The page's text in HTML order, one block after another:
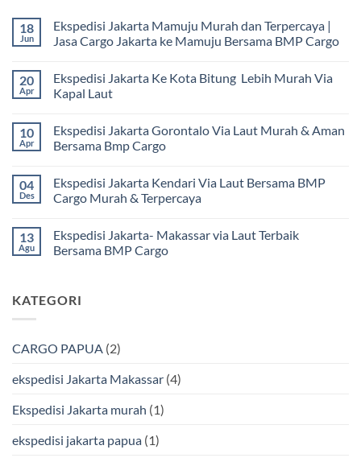
18
Jun
Ekspedisi Jakarta Mamuju Murah dan Terpercaya |
Jasa Cargo Jakarta ke Mamuju Bersama BMP Cargo
komentar
pada
Ekspedisi
Murah
dan
Terpercaya
Cargo
Jakarta
ke
BMP
Cargo
20
Apr
Ekspedisi Jakarta Ke Kota Bitung Lebih Murah Via
Kapal Laut
komentar
pada
Ekspedisi
Kota
Bitung
Lebih
Kapal
Laut
10
Apr
Ekspedisi Jakarta Gorontalo Via Laut Murah & Aman
Bersama Bmp Cargo
komentar
pada
Ekspedisi
Via
Laut
Murah
Bmp
Cargo
04
Des
Ekspedisi Jakarta Kendari Via Laut Bersama BMP
Cargo Murah & Terpercaya
komentar
pada
Ekspedisi
Laut
Bersama
&
13
Agu
Ekspedisi Jakarta- Makassar via Laut Terbaik
Bersama BMP Cargo
pada
Ekspedisi
Laut
BMP
KATEGORI
CARGO PAPUA (2)
ekspedisi Jakarta Makassar (4)
Ekspedisi Jakarta murah (1)
ekspedisi jakarta papua (1)